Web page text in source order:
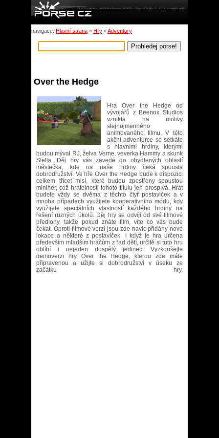
navigace: Hlavní strana » Hry »Adventury
Over the Hedge
Hra Over the Hedge od
vývojářů z Beenox Studios
vznikla na motivy
stejnojmenného
animovaného filmu. V této
akční adventurce se setkáte
s hlavními hrdiny, kterými
budou mýval RJ, želva Verne, veverka Hammy a skunk
Stella. Děj hry vás zavede do obydlených oblastí
městečka, kde na naše hrdiny čeká spousta
dobrodružství. Ve hře Over the Hedge bude k dispozici
celkem třicet misí, které budou zpestřeny spoustou
miniher, což hratelnosti tohoto titulu jen prospívá. Hrát
budete vždy se dvěma z těchto čtyř postaviček a v
mnoha případech využijete kooperativního módu, kdy
využijete speciálních vlastností každého hrdiny na
řešení různých úkolů. Děj hry se odvíjí od své filmové
předlohy, takže pokud znáte film, víte co vás bude
čekat. Oproti filmové verzi jsou zde navíc přidány nové
lokace a některé z postaviček. I když je hra určena
především mladším hráčům z řad dětí, určitě si tuto hru
oblíbí i nejeden dospělý jedinec. Vyzkoušejte
demoverzi hry Over the Hedge, kterou zde máte
připravenou a užijte si dobrodružství v úseku ze
začátku hry.